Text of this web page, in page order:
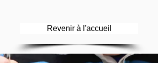
Revenir à l'accueil